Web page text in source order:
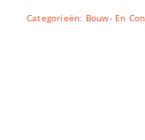
Puzzels
Categorieën: Bouw- En